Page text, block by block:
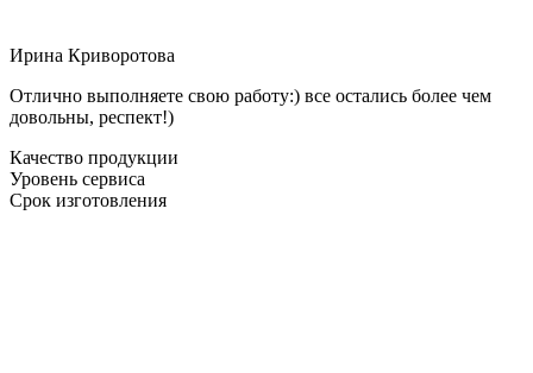
Ирина Криворотова
Отлично выполняете свою работу:) все остались более чем
довольны, респект!)
Качество продукции
Уровень сервиса
Срок изготовления